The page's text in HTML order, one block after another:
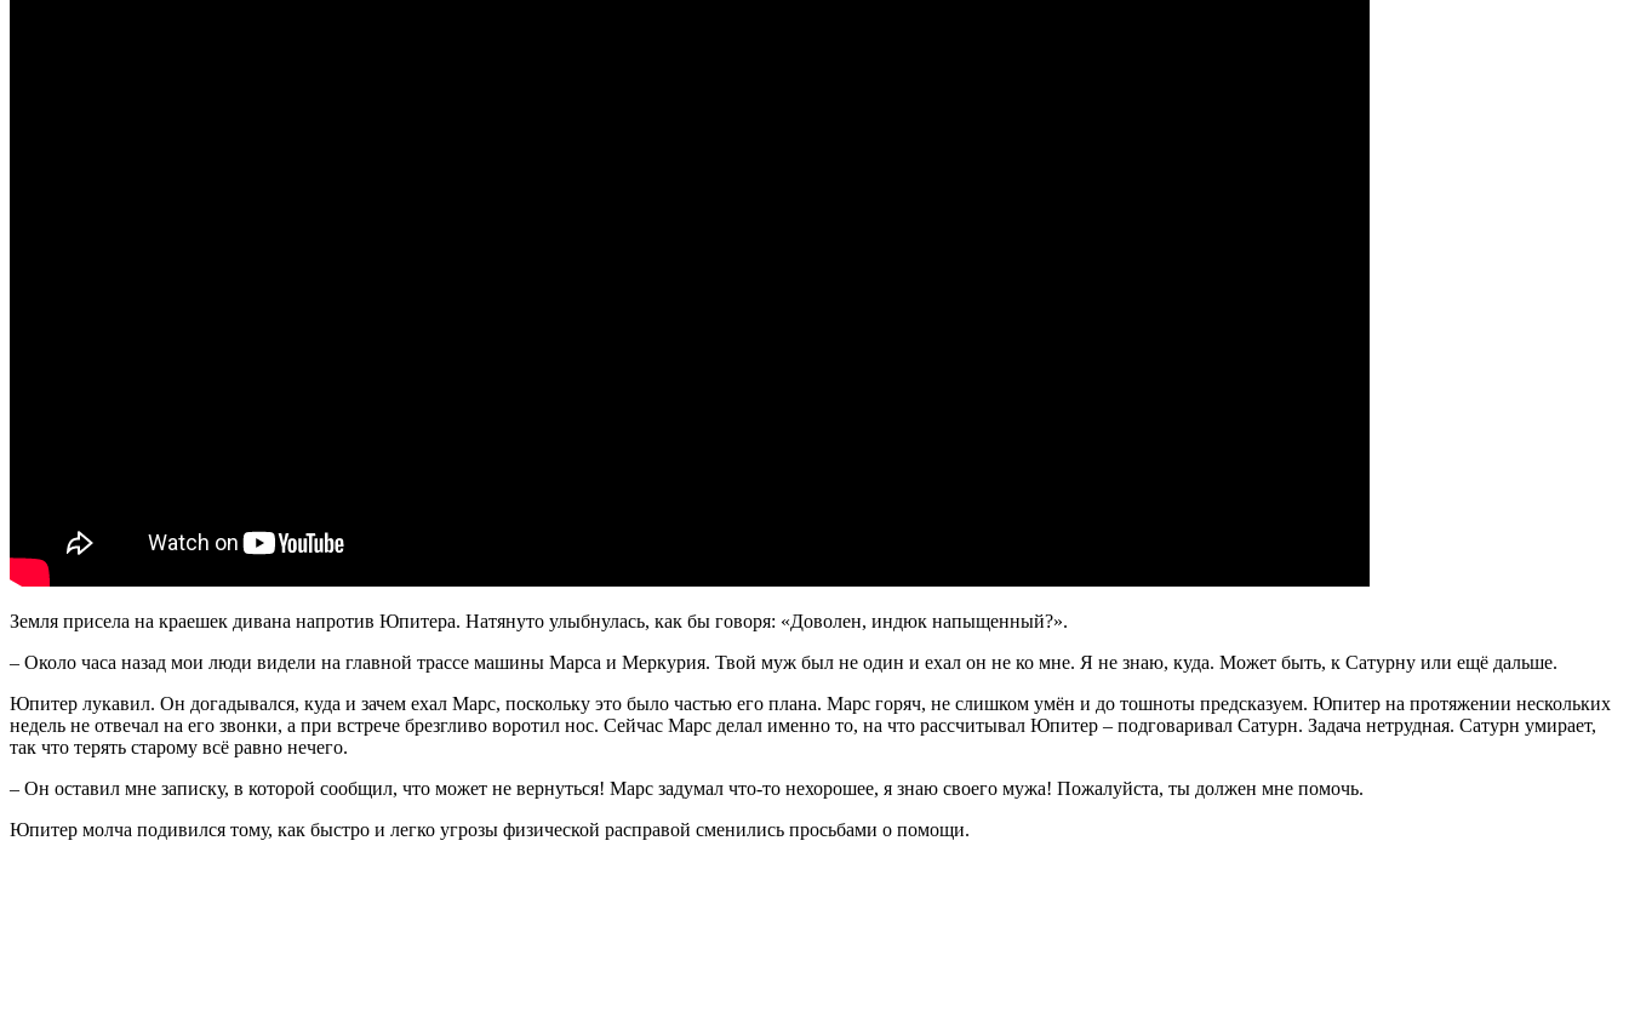
Земля присела на краешек дивана напротив Юпитера. Натянуто улыбнулась, как бы говоря: «Доволен, индюк напыщенный?».
– Около часа назад мои люди видели на главной трассе машины Марса и Меркурия. Твой муж был не один и ехал он не ко мне. Я не знаю, куда. Может быть, к Сатурну или ещё дальше.
Юпитер лукавил. Он догадывался, куда и зачем ехал Марс, поскольку это было частью его плана. Марс горяч, не слишком умён и до тошноты предсказуем. Юпитер на протяжении нескольких
недель не отвечал на его звонки, а при встрече брезгливо воротил нос. Сейчас Марс делал именно то, на что рассчитывал Юпитер – подговаривал Сатурн. Задача нетрудная. Сатурн умирает,
так что терять старому всё равно нечего.
– Он оставил мне записку, в которой сообщил, что может не вернуться! Марс задумал что-то нехорошее, я знаю своего мужа! Пожалуйста, ты должен мне помочь.
Юпитер молча подивился тому, как быстро и легко угрозы физической расправой сменились просьбами о помощи.